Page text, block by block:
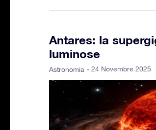
Antares: la
luminose
Astronomia - 24 Novembre 2025